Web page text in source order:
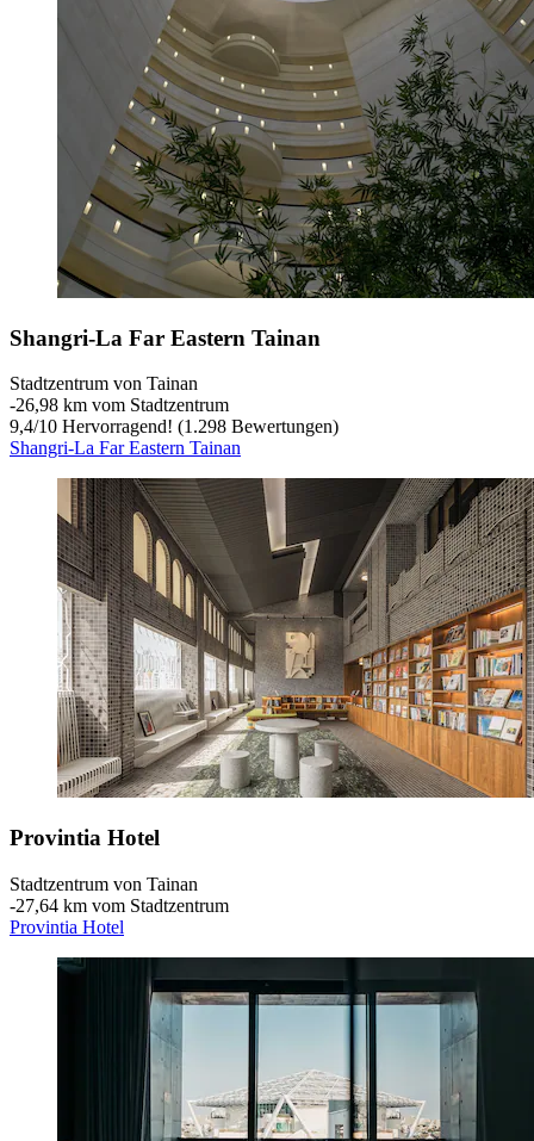
Shangri-La Far Eastern Tainan
Stadtzentrum von Tainan
‐26,98 km vom Stadtzentrum
9,4/10 Hervorragend! (1.298 Bewertungen)
Shangri-La Far Eastern Tainan
Provintia Hotel
Stadtzentrum von Tainan
‐27,64 km vom Stadtzentrum
Provintia Hotel